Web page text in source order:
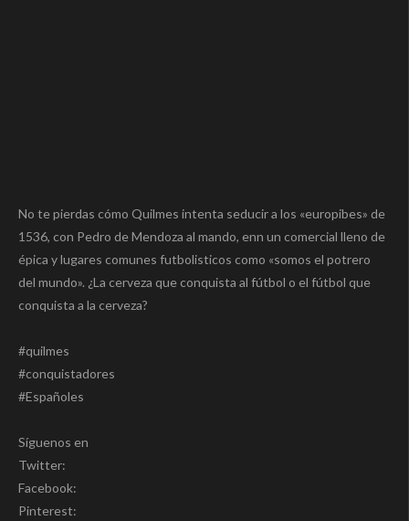
No te pierdas cómo Quilmes intenta seducir a los «europibes» de
1536, con Pedro de Mendoza al mando, enn un comercial lleno de
épica y lugares comunes futbolisticos como «somos el potrero
del mundo». ¿La cerveza que conquista al fútbol o el fútbol que
conquista a la cerveza?
#quilmes
#conquistadores
#Españoles
Síguenos en
Twitter:
Facebook:
Pinterest: